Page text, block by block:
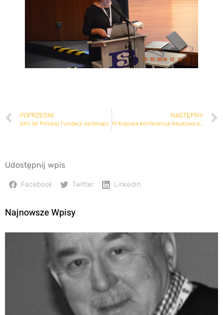
POPRZEDNI
XXV lat Polskiej Fundacji Apiterapii
NASTĘPNY
IV Krajowa Konferencja Naukowa pt. „Apiterapia – jej stan obecny i nadzieje na przyszłość”
Udostępnij wpis
Facebook Twitter LinkedIn
Najnowsze Wpisy